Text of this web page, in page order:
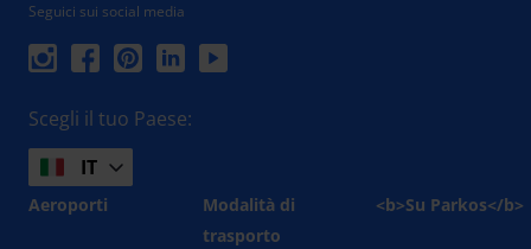
Seguici sui social media
Scegli il tuo Paese:
IT
Aeroporti
Modalità di
trasporto
<b>Su Parkos</b>